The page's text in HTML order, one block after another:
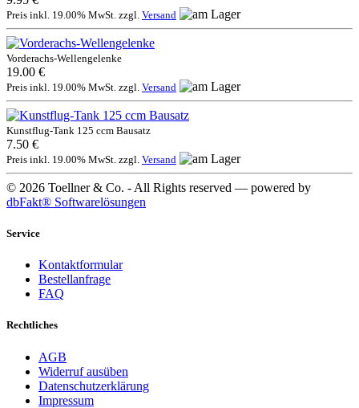
Preis inkl. 19.00% MwSt. zzgl. Versand
Vorderachs-Wellengelenke
19.00 €
Preis inkl. 19.00% MwSt. zzgl. Versand
Kunstflug-Tank 125 ccm Bausatz
7.50 €
Preis inkl. 19.00% MwSt. zzgl. Versand
© 2026 Toellner & Co. - All Rights reserved — powered by
dbFakt® Softwarelösungen
Service
Kontaktformular
Bestellanfrage
FAQ
Rechtliches
AGB
Widerruf ausüben
Datenschutzerklärung
Impressum